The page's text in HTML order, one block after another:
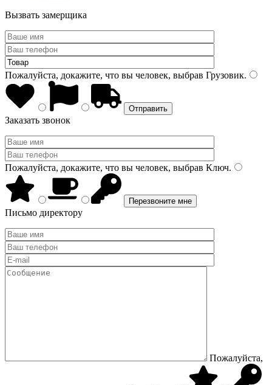
Вызвать замерщика
Пожалуйста, докажите, что вы человек, выбрав Грузовик.
Заказать звонок
Пожалуйста, докажите, что вы человек, выбрав Ключ.
Письмо директору
Пожалуйста,